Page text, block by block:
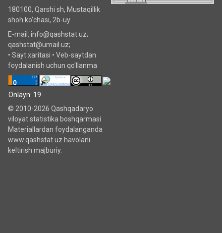
180100, Qarshi sh, Mustаqillik
shoh ko‘chаsi, 2b-uy
E-mail: info@qashstat.uz;
qashstat@umail.uz;
• Sayt xaritasi • Veb-saytdan
foydalanish uchun qo'llanma
Onlayn: 19
© 2010-2026 Qashqadaryo
viloyat statistika boshqarmasi
Materiallardan foydalanganda
www.qashstat.uz havolani
keltirish majburiy.